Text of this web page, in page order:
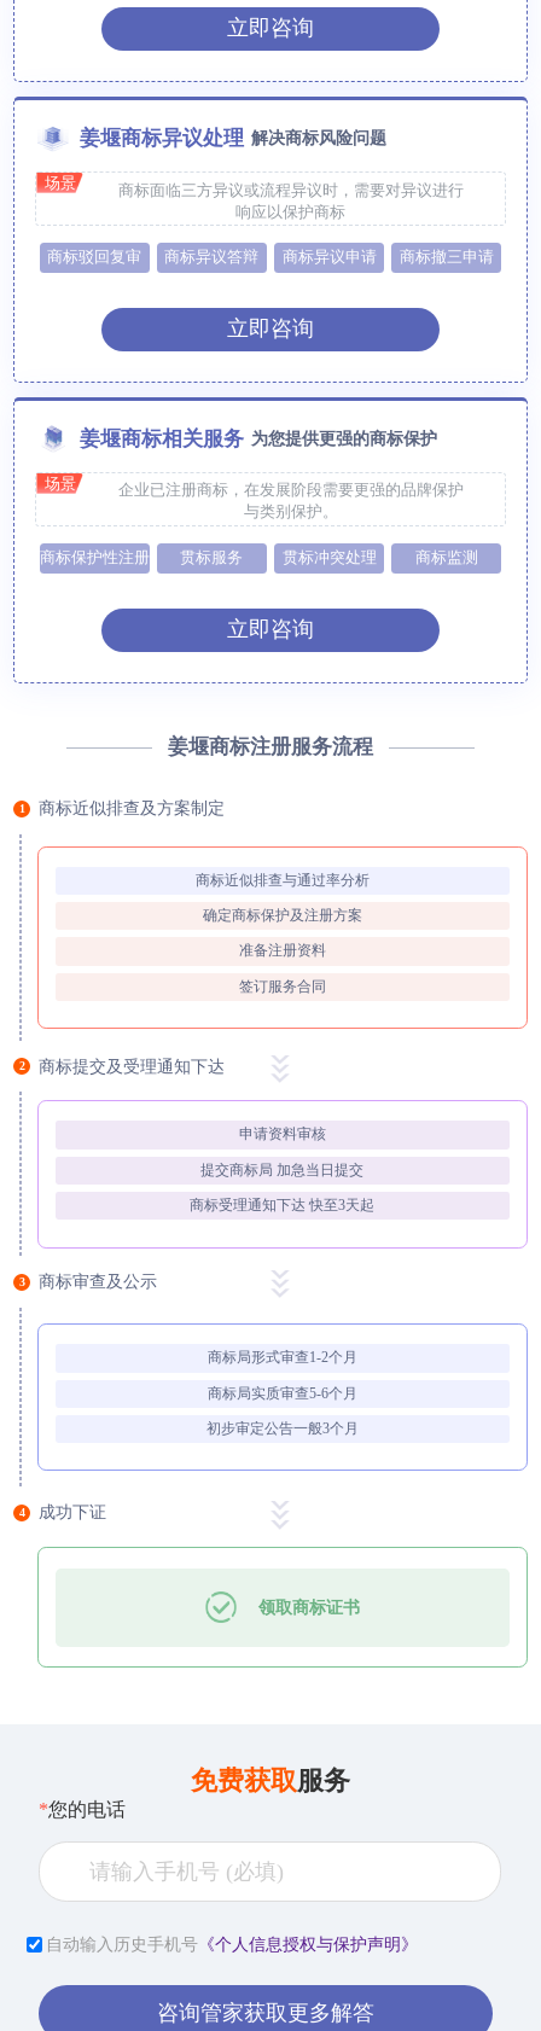
立即咨询
姜堰商标异议处理 解决商标风险问题
场景
商标面临三方异议或流程异议时，需要对异议进行
响应以保护商标
商标驳回复审 商标异议答辩 商标异议申请 商标撤三申请
立即咨询
姜堰商标相关服务 为您提供更强的商标保护
场景
企业已注册商标，在发展阶段需要更强的品牌保护
与类别保护。
商标保护性注册 贯标服务 贯标冲突处理 商标监测
立即咨询
姜堰商标注册服务流程
1 商标近似排查及方案制定
商标近似排查与通过率分析
确定商标保护及注册方案
准备注册资料
签订服务合同
2 商标提交及受理通知下达
申请资料审核
提交商标局 加急当日提交
商标受理通知下达 快至3天起
3 商标审查及公示
商标局形式审查1-2个月
商标局实质审查5-6个月
初步审定公告一般3个月
4 成功下证
领取商标证书
免费获取服务
*您的电话
自动输入历史手机号《个人信息授权与保护声明》
咨询管家获取更多解答